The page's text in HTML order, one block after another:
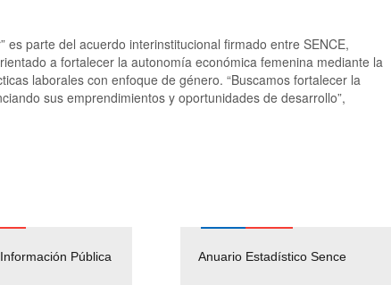
es parte del acuerdo interinstitucional firmado entre SENCE,
a fortalecer la autonomía económica femenina mediante la
laborales con enfoque de género. “Buscamos fortalecer la
sus emprendimientos y oportunidades de desarrollo”,
Pública Anuario Estadístico Sence
Empleos Públicos
Solicitud Audiencias y